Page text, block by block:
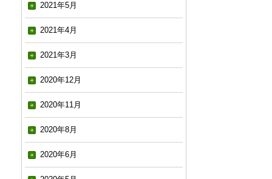
2021年5月
2021年4月
2021年3月
2020年12月
2020年11月
2020年8月
2020年6月